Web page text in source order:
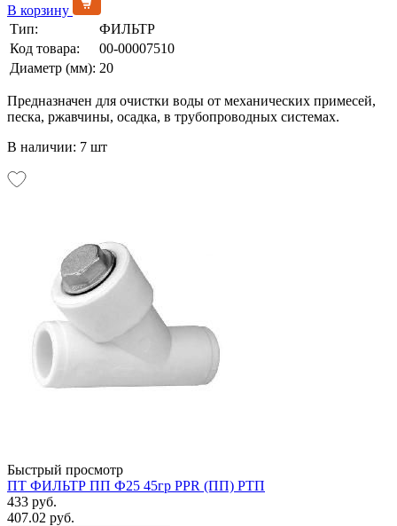
В корзину
Тип:
ФИЛЬТР
Код товара:
00-00007510
Диаметр (мм): 20
Предназначен для очистки воды от механических примесей,
песка, ржавчины, осадка, в трубопроводных системах.
В наличии: 7 шт
Быстрый просмотр
ПТ ФИЛЬТР ПП Ф25 45гр PPR (ПП) РТП
433 руб.
407.02 руб.